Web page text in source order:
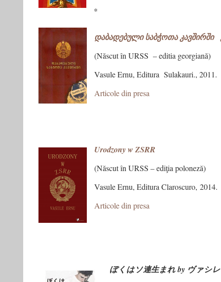
*
დაბადებული საბჭოთა კავშირში
(Născut în URSS – editia georgiană)
Vasule Ernu, Editura Sulakauri., 2011.
Articole din presa
Urodzony w ZSRR
(Născut în URSS – ediţia poloneză)
Vasule Ernu, Editura Claroscuro, 2014.
Articole din presa
ぼくはソ連生まれ by ヴァシ